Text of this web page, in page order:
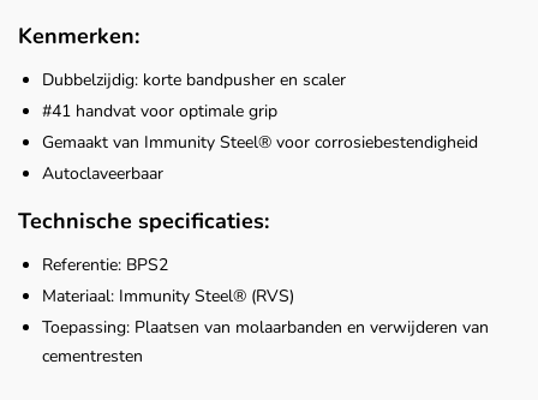
Kenmerken:
Dubbelzijdig: korte bandpusher en scaler
#41 handvat voor optimale grip
Gemaakt van Immunity Steel® voor corrosiebestendigheid
Autoclaveerbaar
Technische specificaties:
Referentie: BPS2
Materiaal: Immunity Steel® (RVS)
Toepassing: Plaatsen van molaarbanden en verwijderen van
cementresten